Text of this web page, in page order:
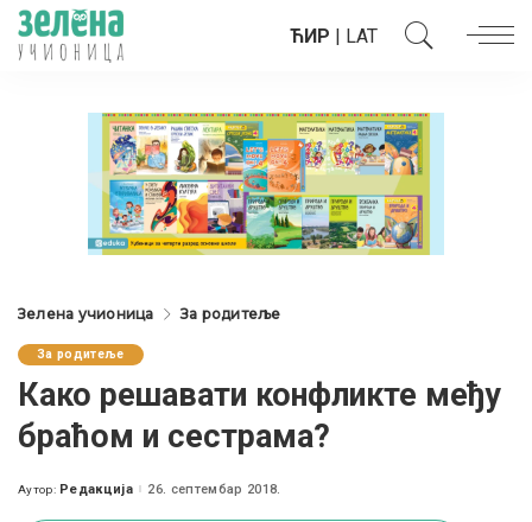
ЋИР | LAT
Зелена учионица За родитеље
За родитеље
Како решавати конфликте међу
браћом и сестрама?
Posted
Аутор: Редакција 26. септембар 2018.